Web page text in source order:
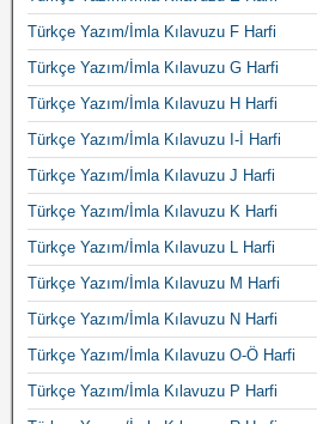
Türkçe Yazım/İmla Kılavuzu F Harfi
Türkçe Yazım/İmla Kılavuzu G Harfi
Türkçe Yazım/İmla Kılavuzu H Harfi
Türkçe Yazım/İmla Kılavuzu I-İ Harfi
Türkçe Yazım/İmla Kılavuzu J Harfi
Türkçe Yazım/İmla Kılavuzu K Harfi
Türkçe Yazım/İmla Kılavuzu L Harfi
Türkçe Yazım/İmla Kılavuzu M Harfi
Türkçe Yazım/İmla Kılavuzu N Harfi
Türkçe Yazım/İmla Kılavuzu O-Ö Harfi
Türkçe Yazım/İmla Kılavuzu P Harfi